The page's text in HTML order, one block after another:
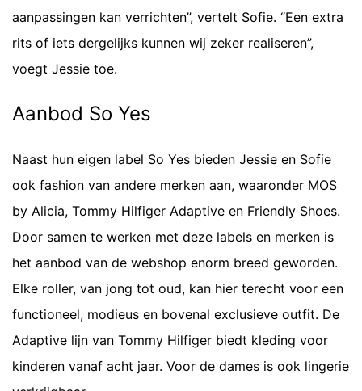
aanpassingen kan verrichten”, vertelt Sofie. “Een extra
rits of iets dergelijks kunnen wij zeker realiseren”,
voegt Jessie toe.
Aanbod So Yes
Naast hun eigen label So Yes bieden Jessie en Sofie
ook fashion van andere merken aan, waaronder MOS
by Alicia, Tommy Hilfiger Adaptive en Friendly Shoes.
Door samen te werken met deze labels en merken is
het aanbod van de webshop enorm breed geworden.
Elke roller, van jong tot oud, kan hier terecht voor een
functioneel, modieus en bovenal exclusieve outfit. De
Adaptive lijn van Tommy Hilfiger biedt kleding voor
kinderen vanaf acht jaar. Voor de dames is ook lingerie